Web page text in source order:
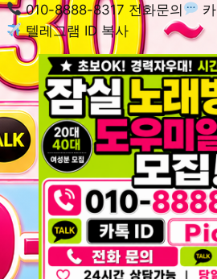
010-8888-8317 전화문의
텔레그램 ID 복사